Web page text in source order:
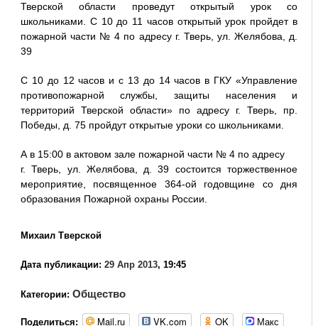
Тверской области проведут открытый урок со
школьниками. С 10 до 11 часов открытый урок пройдет в
пожарной части № 4 по адресу г. Тверь, ул. Желябова, д.
39
С 10 до 12 часов и с 13 до 14 часов в ГКУ «Управление
противопожарной службы, защиты населения и
территорий Тверской области» по адресу г. Тверь, пр.
Победы, д. 75 пройдут открытые уроки со школьниками.
А в 15:00 в актовом зале пожарной части № 4 по адресу
г. Тверь, ул. Желябова, д. 39 состоится торжественное
мероприятие, посвященное 364-ой годовщине со дня
образования Пожарной охраны России.
Михаил Тверской
Дата публикации: 29 Апр 2013, 19:45
Категории: Общество
Поделиться: Mail.ru VK.com OK Макс